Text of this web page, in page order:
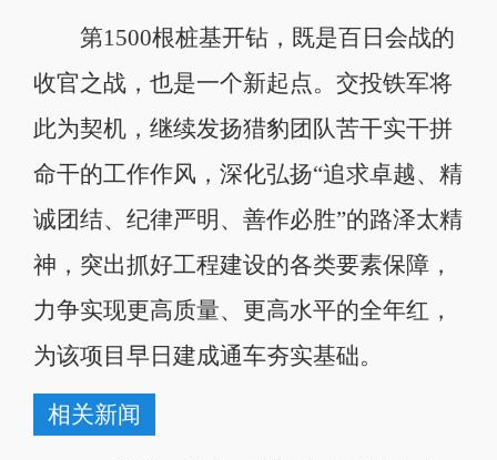
第1500根桩基开钻，既是百日会战的
收官之战，也是一个新起点。交投铁军将
此为契机，继续发扬猎豹团队苦干实干拼
命干的工作作风，深化弘扬“追求卓越、精
诚团结、纪律严明、善作必胜”的路泽太精
神，突出抓好工程建设的各类要素保障，
力争实现更高质量、更高水平的全年红，
为该项目早日建成通车夯实基础。
相关新闻